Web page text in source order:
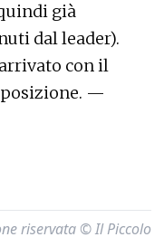
già
dal leader).
con il
—
riservata © Il Piccolo